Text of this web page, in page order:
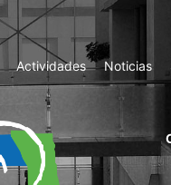
Actividades Noticias